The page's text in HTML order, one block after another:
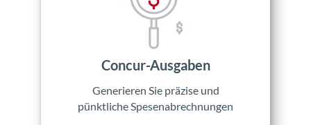
Concur-Ausgaben
Generieren Sie präzise und
pünktliche Spesenabrechnungen